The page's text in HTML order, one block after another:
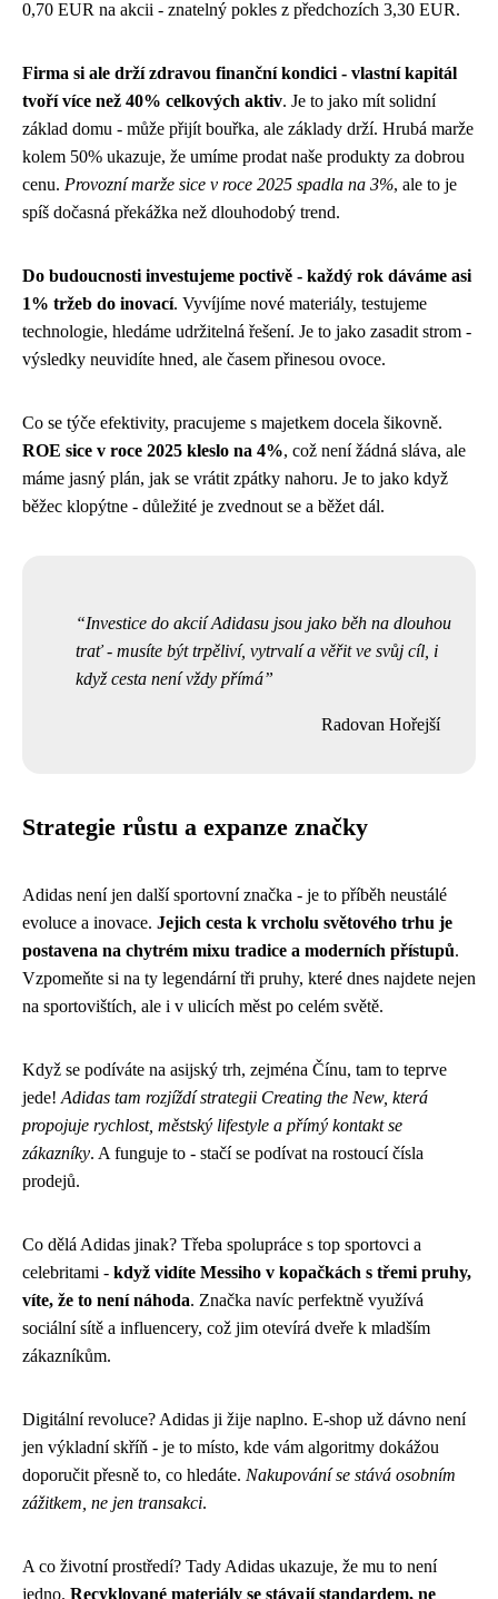
0,70 EUR na akcii - znatelný pokles z předchozích 3,30 EUR.
Firma si ale drží zdravou finanční kondici - vlastní kapitál
tvoří více než 40% celkových aktiv. Je to jako mít solidní
základ domu - může přijít bouřka, ale základy drží. Hrubá marže
kolem 50% ukazuje, že umíme prodat naše produkty za dobrou
cenu. Provozní marže sice v roce 2025 spadla na 3%, ale to je
spíš dočasná překážka než dlouhodobý trend.
Do budoucnosti investujeme poctivě - každý rok dáváme asi
1% tržeb do inovací. Vyvíjíme nové materiály, testujeme
technologie, hledáme udržitelná řešení. Je to jako zasadit strom -
výsledky neuvidíte hned, ale časem přinesou ovoce.
Co se týče efektivity, pracujeme s majetkem docela šikovně.
ROE sice v roce 2025 kleslo na 4%, což není žádná sláva, ale
máme jasný plán, jak se vrátit zpátky nahoru. Je to jako když
běžec klopýtne - důležité je zvednout se a běžet dál.
Investice do akcií Adidasu jsou jako běh na dlouhou
trať - musíte být trpěliví, vytrvalí a věřit ve svůj cíl, i
když cesta není vždy přímá
Radovan Hořejší
Strategie růstu a expanze značky
Adidas není jen další sportovní značka - je to příběh neustálé
evoluce a inovace. Jejich cesta k vrcholu světového trhu je
postavena na chytrém mixu tradice a moderních přístupů.
Vzpomeňte si na ty legendární tři pruhy, které dnes najdete nejen
na sportovištích, ale i v ulicích měst po celém světě.
Když se podíváte na asijský trh, zejména Čínu, tam to teprve
jede! Adidas tam rozjíždí strategii Creating the New, která
propojuje rychlost, městský lifestyle a přímý kontakt se
zákazníky. A funguje to - stačí se podívat na rostoucí čísla
prodejů.
Co dělá Adidas jinak? Třeba spolupráce s top sportovci a
celebritami - když vidíte Messiho v kopačkách s třemi pruhy,
víte, že to není náhoda. Značka navíc perfektně využívá
sociální sítě a influencery, což jim otevírá dveře k mladším
zákazníkům.
Digitální revoluce? Adidas ji žije naplno. E-shop už dávno není
jen výkladní skříň - je to místo, kde vám algoritmy dokážou
doporučit přesně to, co hledáte. Nakupování se stává osobním
zážitkem, ne jen transakci.
A co životní prostředí? Tady Adidas ukazuje, že mu to není
jedno. Recyklované materiály se stávají standardem, ne